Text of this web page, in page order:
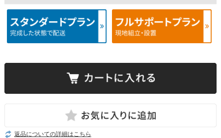
返品についての詳細はこちら